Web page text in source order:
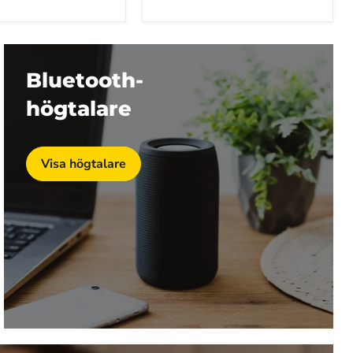
Bluetooth-
högtalare
Visa högtalare